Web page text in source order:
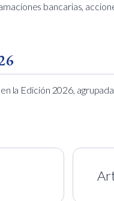
bancarias,
la Edición 2026,